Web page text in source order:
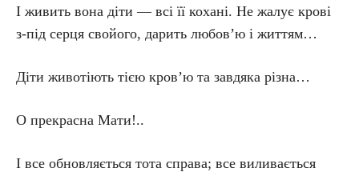
І живить вона діти — всі її кохані. Не жалує крові
з-під серця свойого, дарить любов’ю і життям…
Діти животіють тією кров’ю та завдяка різна…
О прекрасна Мати!..
І все обновляється тота справа; все виливається